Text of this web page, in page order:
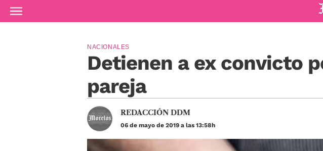
Ir al contenido principal
Detienen a ex convicto
pareja
NACIONALES
REDACCIÓN DDM
06 de mayo de 2019 a las 13:58h